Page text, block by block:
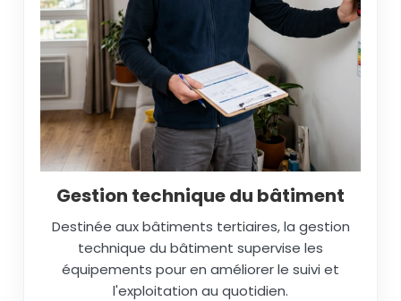
Gestion technique du bâtiment
Destinée aux bâtiments tertiaires, la gestion
technique du bâtiment supervise les
équipements pour en améliorer le suivi et
l'exploitation au quotidien.